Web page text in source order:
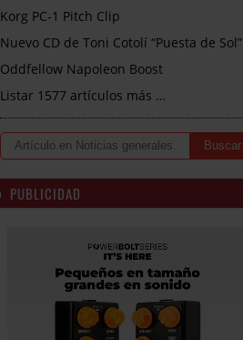
Korg PC-1 Pitch Clip
Nuevo CD de Toni Cotolí “Puesta de Sol”
Oddfellow Napoleon Boost
Listar 1577 artículos más …
PUBLICIDAD